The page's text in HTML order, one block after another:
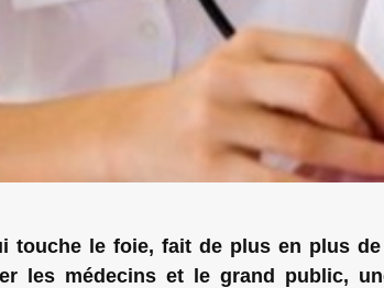
touche le foie, fait de plus en plus
les médecins et le grand public,